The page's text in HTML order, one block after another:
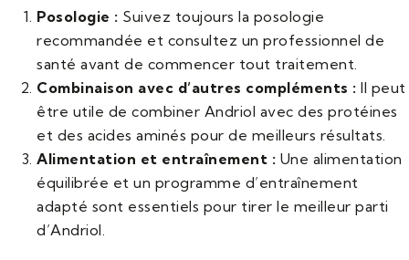
Posologie : Suivez toujours la posologie
recommandée et consultez un professionnel de
santé avant de commencer tout traitement.
Combinaison avec d’autres compléments : Il peut
être utile de combiner Andriol avec des protéines
et des acides aminés pour de meilleurs résultats.
Alimentation et entraînement : Une alimentation
équilibrée et un programme d’entraînement
adapté sont essentiels pour tirer le meilleur parti
d’Andriol.